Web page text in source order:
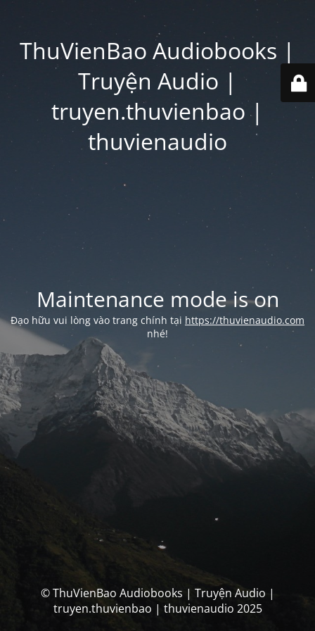
ThuVienBao Audiobooks |
Truyện Audio |
truyen.thuvienbao |
thuvienaudio
Maintenance mode is on
Đạo hữu vui lòng vào trang chính tại https://thuvienaudio.com
nhé!
© ThuVienBao Audiobooks | Truyện Audio |
truyen.thuvienbao | thuvienaudio 2025